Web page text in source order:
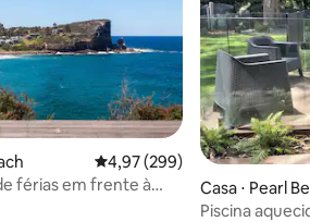
5, 164 avaliações4,97 de uma avaliação
4,97 (299)
férias em frente à
Casa ⋅ Pearl
Piscina